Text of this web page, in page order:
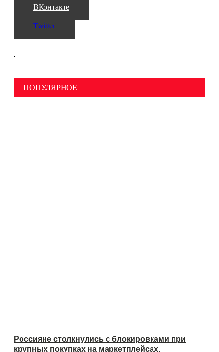
ВКонтакте
Twitter
ПОПУЛЯРНОЕ
Россияне столкнулись с блокировками при
крупных покупках на маркетплейсах.